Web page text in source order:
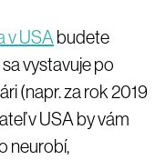
v USAbudete
vystavuje po
(napr. za rok 2019
v USA by vám
neurobí,